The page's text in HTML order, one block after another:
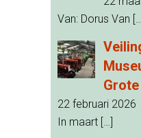
Van: Dorus Van
22 februari 2026
In maart […]